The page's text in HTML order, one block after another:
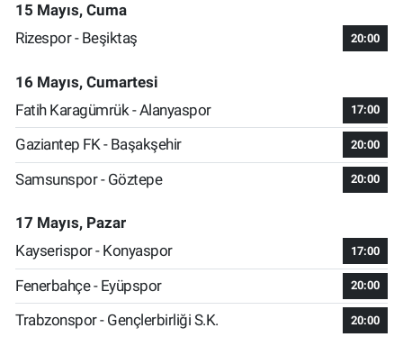
15 Mayıs, Cuma
Rizespor - Beşiktaş
20:00
16 Mayıs, Cumartesi
Fatih Karagümrük - Alanyaspor
17:00
Gaziantep FK - Başakşehir 20:00
Samsunspor - Göztepe 20:00
17 Mayıs, Pazar
Kayserispor - Konyaspor
17:00
Fenerbahçe - Eyüpspor 20:00
Trabzonspor - Gençlerbirliği S.K. 20:00